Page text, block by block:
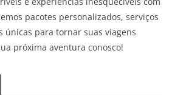
pacotes personalizados, serviços
únicas para tornar suas viagens
próxima aventura conosco!